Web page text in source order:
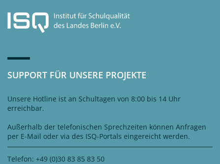
SUPPORT FÜR UNSERE PROJEKTE
Unsere Hotline ist an Schultagen von 8:00 bis 14 Uhr
erreichbar.
Außerhalb der telefonischen Sprechzeiten können Anfragen
per E-Mail oder via des ISQ-Portals eingereicht werden.
Telefon: +49 (0)30 83 85 83 50